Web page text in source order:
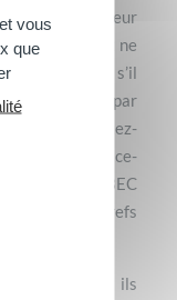
l’Acheteur
Si un produit ne
commande ou s’il
clients par
site « contactez-
: service-
SARBEC
les plus brefs
renvoyés, ils
vous
que